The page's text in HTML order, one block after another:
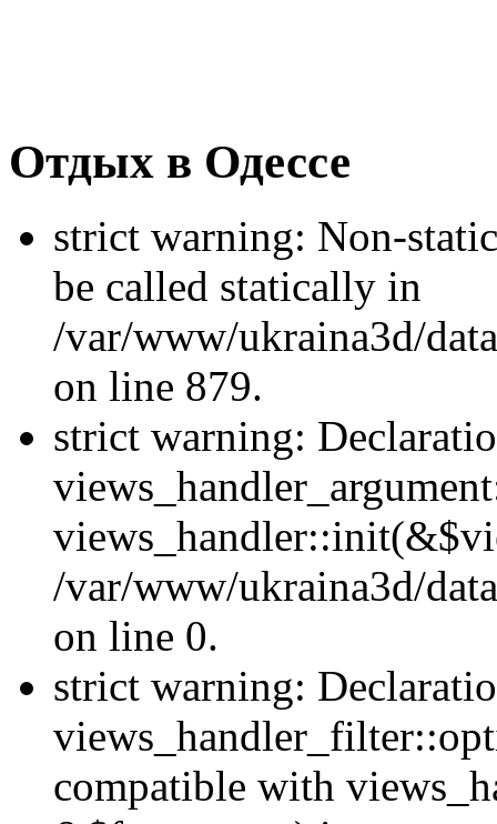
Отдых в Одессе
strict warning: Non-
be called statically in
/var/www/ukraina3d/
on line 879.
strict warning:
/var/www/ukraina3d/
on line 0.
strict warning:
compatible with